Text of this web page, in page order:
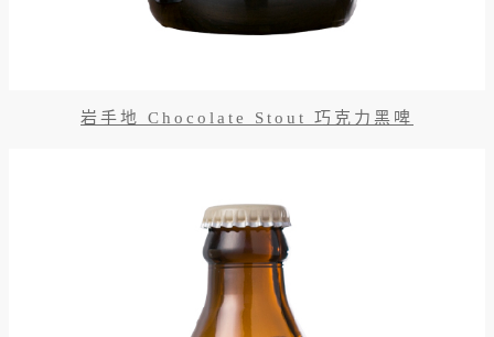
岩手地 Chocolate Stout 巧克力黑啤